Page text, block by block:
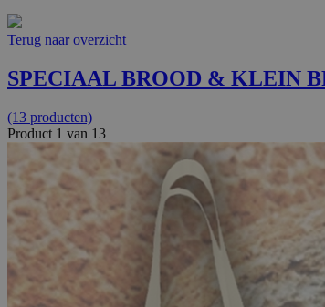
Terug naar overzicht
SPECIAAL BROOD & KLEIN
(13 producten)
Product 1 van 13